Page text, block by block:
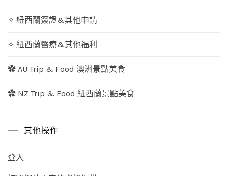
✧ 紐西蘭簽證&其他申請
✧ 紐西蘭醫療&其他福利
✿ AU Trip & Food 澳洲景點美食
✿ NZ Trip & Food 紐西蘭景點美食
其他操作
登入